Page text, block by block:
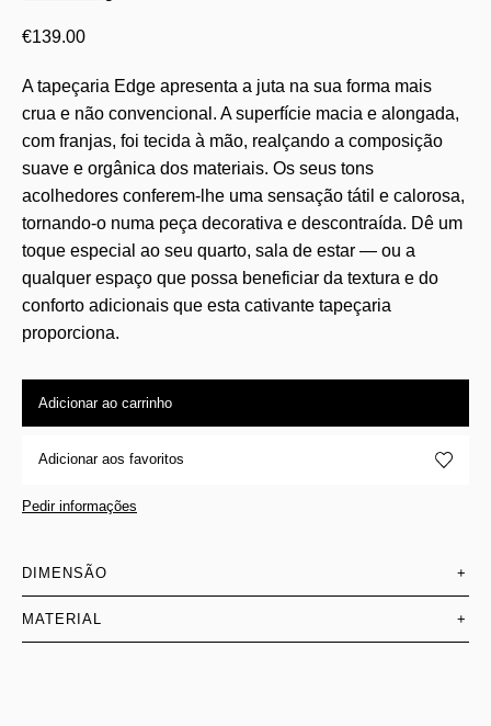
€139.00
A tapeçaria Edge apresenta a juta na sua forma mais
crua e não convencional. A superfície macia e alongada,
com franjas, foi tecida à mão, realçando a composição
suave e orgânica dos materiais. Os seus tons
acolhedores conferem-lhe uma sensação tátil e calorosa,
tornando-o numa peça decorativa e descontraída. Dê um
toque especial ao seu quarto, sala de estar — ou a
qualquer espaço que possa beneficiar da textura e do
conforto adicionais que esta cativante tapeçaria
proporciona.
Adicionar ao carrinho
Adicionar aos favoritos
Pedir informações
DIMENSÃO +
MATERIAL +